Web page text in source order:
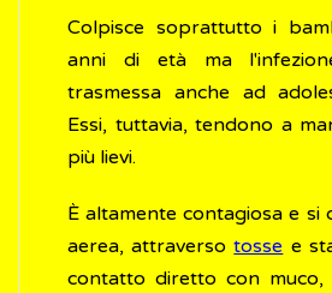
Colpisce soprattutto i
anni di età ma
trasmessa anche ad
Essi, tuttavia, tendono a
più lievi.
È altamente contagiosa e si
aerea, attraversotosse e
contatto diretto con